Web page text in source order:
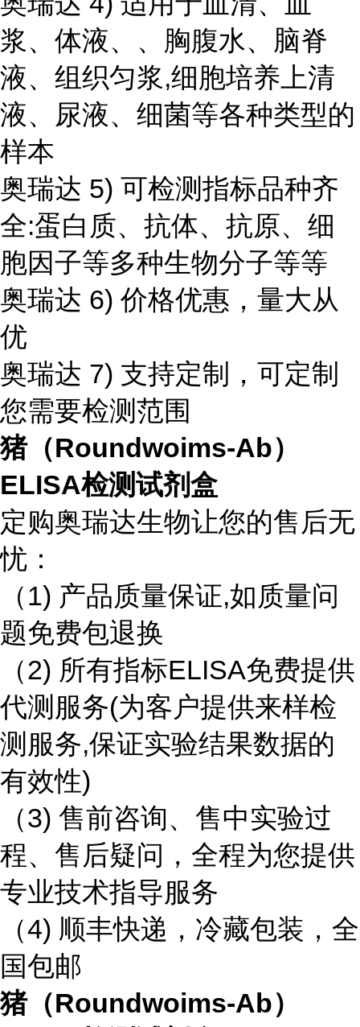
浆、体液、、胸腹水、脑脊
液、组织匀浆,细胞培养上清
液、尿液、细菌等各种类型的
样本
奥瑞达 5) 可检测指标品种齐
全:蛋白质、抗体、抗原、细
胞因子等多种生物分子等等
奥瑞达 6) 价格优惠，量大从
优
奥瑞达 7) 支持定制，可定制
您需要检测范围
猪（Roundwoims-Ab）
ELISA检测试剂盒
定购奥瑞达生物让您的售后无
忧：
（1) 产品质量保证,如质量问
题免费包退换
（2) 所有指标ELISA免费提供
代测服务(为客户提供来样检
测服务,保证实验结果数据的
有效性)
（3) 售前咨询、售中实验过
程、售后疑问，全程为您提供
专业技术指导服务
（4) 顺丰快递，冷藏包装，全
国包邮
猪（Roundwoims-Ab）